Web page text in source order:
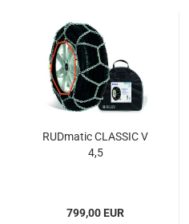
RUDmatic CLASSIC V
4,5
799,00 EUR